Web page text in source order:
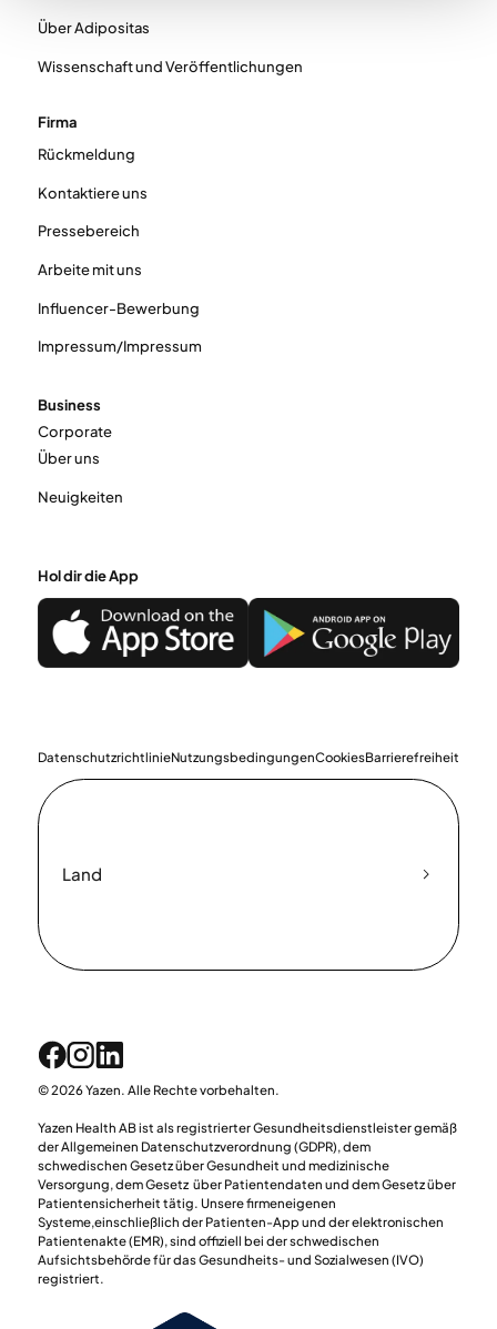
Über Adipositas
Wissenschaft und Veröffentlichungen
Firma
Rückmeldung
Kontaktiere uns
Pressebereich
Arbeite mit uns
Influencer-Bewerbung
Impressum/Impressum
Business
Corporate
Über uns
Neuigkeiten
Hol dir die App
DatenschutzrichtlinieNutzungsbedingungenCookiesBarrierefreiheit
Land
© 2026 Yazen. Alle Rechte vorbehalten.
Yazen Health AB ist als registrierter Gesundheitsdienstleister gemäß
der Allgemeinen Datenschutzverordnung (GDPR), dem
schwedischen Gesetz über Gesundheit und medizinische
Versorgung, dem Gesetz über Patientendaten und dem Gesetz über
Patientensicherheit tätig. Unsere firmeneigenen
Systeme,einschließlich der Patienten-App und der elektronischen
Patientenakte (EMR), sind offiziell bei der schwedischen
Aufsichtsbehörde für das Gesundheits- und Sozialwesen (IVO)
registriert.